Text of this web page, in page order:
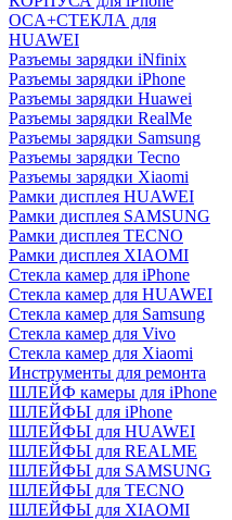
OCA+СТЕКЛА для
HUAWEI
Разъемы зарядки iNfinix
Разъемы зарядки iPhone
Разъемы зарядки Huawei
Разъемы зарядки RealMe
Разъемы зарядки Samsung
Разъемы зарядки Tecno
Разъемы зарядки Xiaomi
Рамки дисплея HUAWEI
Рамки дисплея SAMSUNG
Рамки дисплея TECNO
Рамки дисплея XIAOMI
Стекла камер для iPhone
Стекла камер для HUAWEI
Стекла камер для Samsung
Стекла камер для Vivo
Стекла камер для Xiaomi
Инструменты для ремонта
ШЛЕЙФ камеры для iPhone
ШЛЕЙФЫ для iPhone
ШЛЕЙФЫ для HUAWEI
ШЛЕЙФЫ для REALME
ШЛЕЙФЫ для SAMSUNG
ШЛЕЙФЫ для TECNO
ШЛЕЙФЫ для XIAOMI